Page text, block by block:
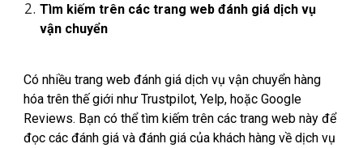
Tìm kiếm trên các trang web đánh giá dịch vụ
vận chuyển
Có nhiều trang web đánh giá dịch vụ vận chuyển hàng
hóa trên thế giới như Trustpilot, Yelp, hoặc Google
Reviews. Bạn có thể tìm kiếm trên các trang web này để
đọc các đánh giá và đánh giá của khách hàng về dịch vụ